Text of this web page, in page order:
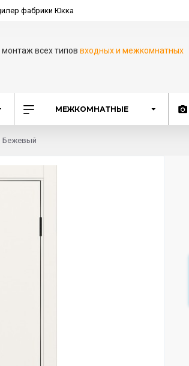
фабрики Юкка
монтаж всех типоввходных и межкомнатных
МЕЖКОМНАТНЫЕ
Бежевый